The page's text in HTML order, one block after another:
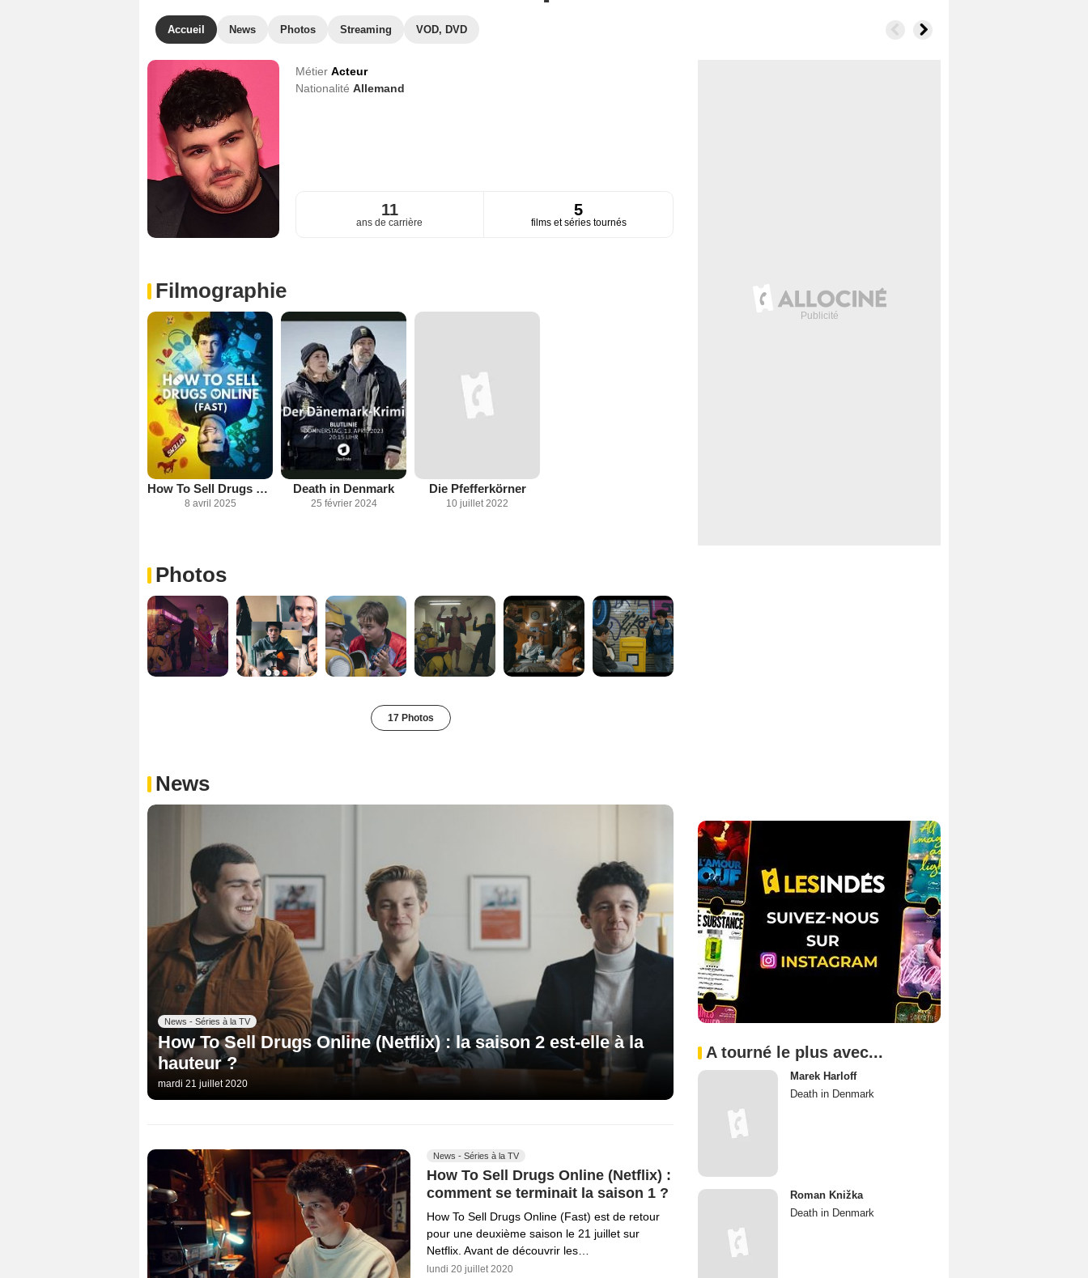
Accueil News Photos Streaming VOD, DVD
Métier Acteur
Nationalité Allemand
11
ans de carrière
5
films et séries tournés
Filmographie
How To Sell Drugs Online (Fast)
8 avril 2025
Death in Denmark
25 février 2024
Die Pfefferkörner
10 juillet 2022
Photos
17 Photos
News
News - Séries à la TV
How To Sell Drugs Online (Netflix) : la saison 2 est-elle à la
hauteur ?
mardi 21 juillet 2020
News - Séries à la TV
How To Sell Drugs Online (Netflix) :
comment se terminait la saison 1 ?
How To Sell Drugs Online (Fast) est de retour
pour une deuxième saison le 21 juillet sur
Netflix. Avant de découvrir les…
lundi 20 juillet 2020
A tourné le plus avec...
Marek Harloff
Death in Denmark
Roman Knižka
Death in Denmark